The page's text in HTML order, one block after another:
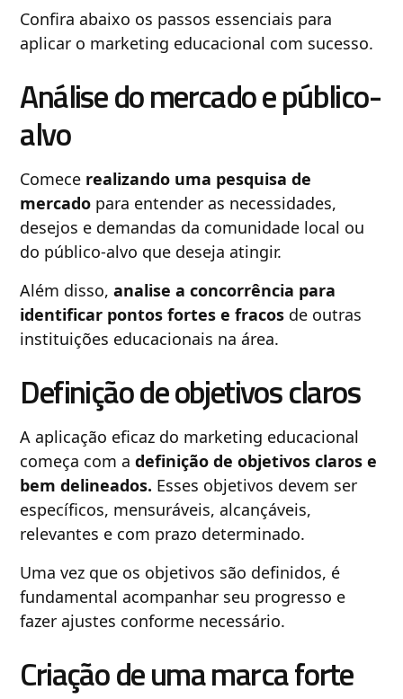
Confira abaixo os passos essenciais para
aplicar o marketing educacional com sucesso.
Análise do mercado e público-
alvo
Comece realizando uma pesquisa de
mercado para entender as necessidades,
desejos e demandas da comunidade local ou
do público-alvo que deseja atingir.
Além disso,analise a concorrência para
identificar pontos fortes e fracos de outras
instituições educacionais na área.
Definição de objetivos claros
A aplicação eficaz do marketing educacional
começa com adefinição de objetivos claros e
bem delineados. Esses objetivos devem ser
específicos, mensuráveis, alcançáveis,
relevantes e com prazo determinado.
Uma vez que os objetivos são definidos, é
fundamental acompanhar seu progresso e
fazer ajustes conforme necessário.
Criação de uma marca forte